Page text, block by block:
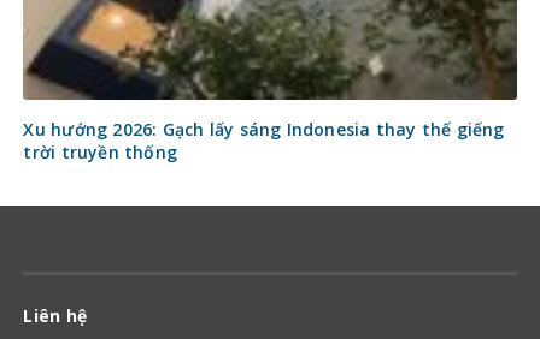
Xu hướng 2026: Gạch lấy sáng Indonesia thay thế giếng
trời truyền thống
Liên hệ